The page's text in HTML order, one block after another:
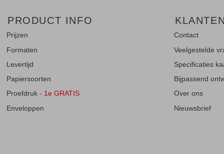
PRODUCT INFO
Prijzen
Formaten
Levertijd
Papiersoorten
Proefdruk- 1e GRATIS
Enveloppen
Contact
Veelgestelde
Specificaties
Bijpassend
Over ons
Nieuwsbrief